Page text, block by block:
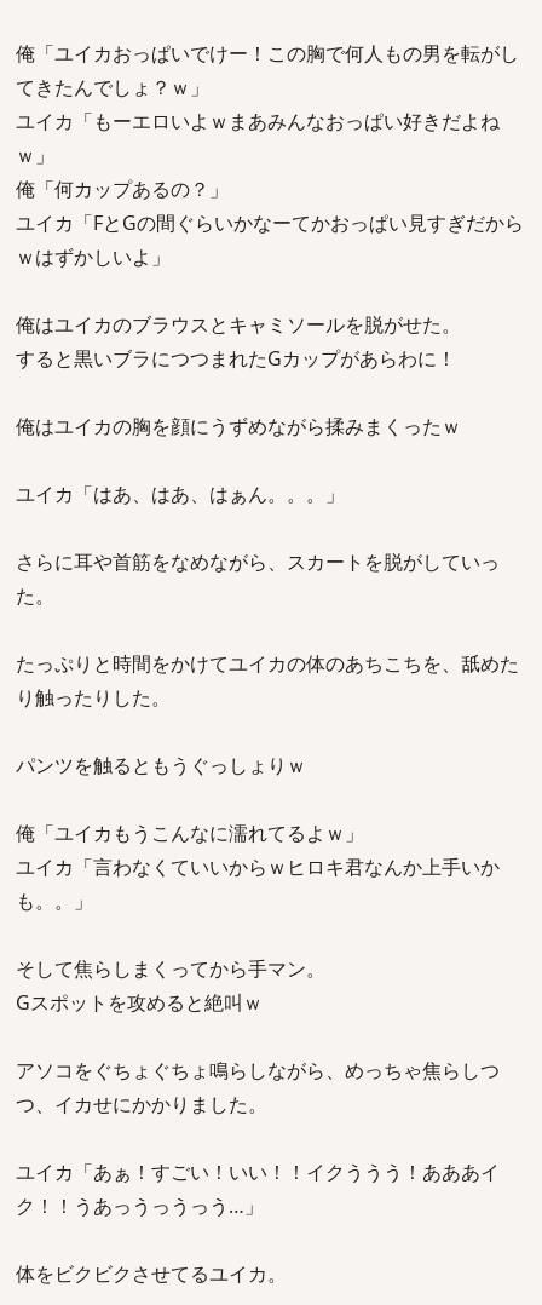
俺「ユイカおっぱいでけー！この胸で何人もの男を転がし
てきたんでしょ？ｗ」
ユイカ「もーエロいよｗまあみんなおっぱい好きだよね
ｗ」
俺「何カップあるの？」
ユイカ「FとGの間ぐらいかなーてかおっぱい見すぎだから
ｗはずかしいよ」
俺はユイカのブラウスとキャミソールを脱がせた。
すると黒いブラにつつまれたGカップがあらわに！
俺はユイカの胸を顔にうずめながら揉みまくったｗ
ユイカ「はあ、はあ、はぁん。。。」
さらに耳や首筋をなめながら、スカートを脱がしていっ
た。
たっぷりと時間をかけてユイカの体のあちこちを、舐めた
り触ったりした。
パンツを触るともうぐっしょりｗ
俺「ユイカもうこんなに濡れてるよｗ」
ユイカ「言わなくていいからｗヒロキ君なんか上手いか
も。。」
そして焦らしまくってから手マン。
Gスポットを攻めると絶叫ｗ
アソコをぐちょぐちょ鳴らしながら、めっちゃ焦らしつ
つ、イカせにかかりました。
ユイカ「あぁ！すごい！いい！！イクううう！あああイ
ク！！うあっうっうっう…」
体をビクビクさせてるユイカ。